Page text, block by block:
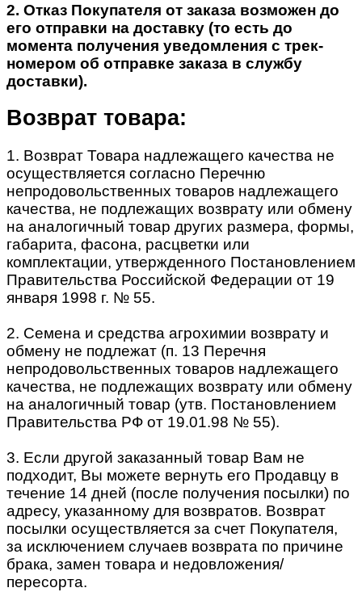
2. Отказ Покупателя от заказа возможен до
его отправки на доставку (то есть до
момента получения уведомления с трек-
номером об отправке заказа в службу
доставки).
Возврат товара:
1. Возврат Товара надлежащего качества не
осуществляется согласно Перечню
непродовольственных товаров надлежащего
качества, не подлежащих возврату или обмену
на аналогичный товар других размера, формы,
габарита, фасона, расцветки или
комплектации, утвержденного Постановлением
Правительства Российской Федерации от 19
января 1998 г. № 55.
2. Семена и средства агрохимии возврату и
обмену не подлежат (п. 13 Перечня
непродовольственных товаров надлежащего
качества, не подлежащих возврату или обмену
на аналогичный товар (утв. Постановлением
Правительства РФ от 19.01.98 № 55).
3. Если другой заказанный товар Вам не
подходит, Вы можете вернуть его Продавцу в
течение 14 дней (после получения посылки) по
адресу, указанному для возвратов. Возврат
посылки осуществляется за счет Покупателя,
за исключением случаев возврата по причине
брака, замен товара и недовложения/
пересорта.